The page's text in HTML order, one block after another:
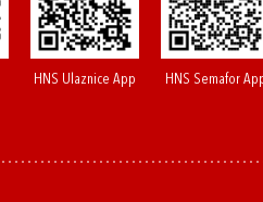
HNS Ulaznice App HNS Semafor